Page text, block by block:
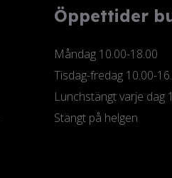
Öppettider
Måndag 10.00-18.00
Tisdag-fredag 10.00-
Lunchstängt varje dag
Stängt på helgen